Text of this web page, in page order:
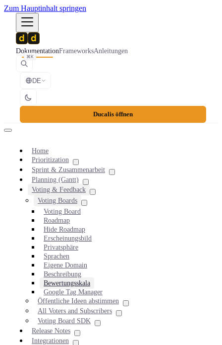
Zum Hauptinhalt springen
DokumentationFrameworksAnleitungen
⌘K
DE
Ducalis öffnen
Home
Prioritization
Sprint & Zusammenarbeit
Planning (Gantt)
Voting & Feedback
Voting Boards
Voting Board
Roadmap
Hide Roadmap
Erscheinungsbild
Privatsphäre
Sprachen
Eigene Domain
Beschreibung
Bewertungsskala
Google Tag Manager
Öffentliche Ideen abstimmen
All Voters and Subscribers
Voting Board SDK
Release Notes
Integrationen